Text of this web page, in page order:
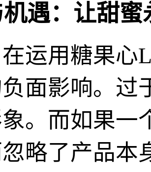
遇：让甜蜜
运用糖果心
面影响。过
。而如果一
略了产品本